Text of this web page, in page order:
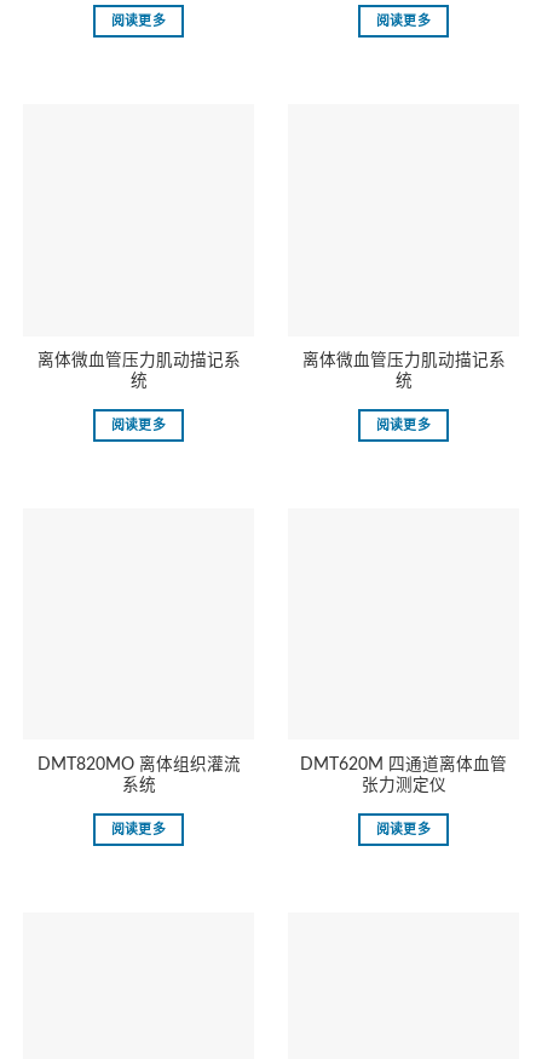
阅读更多 阅读更多
离体微血管压力肌动描记系
统
阅读更多
离体微血管压力肌动描记系
统
阅读更多
DMT820MO 离体组织灌流
系统
阅读更多
DMT620M 四通道离体血管
张力测定仪
阅读更多